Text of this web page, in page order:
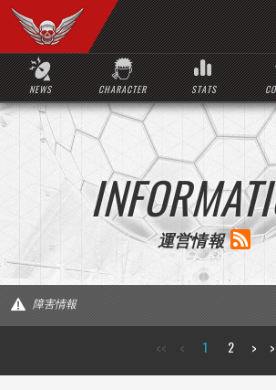
NEWS CHARACTER STATS
運営情報
障害情報
<< < 1 2 >